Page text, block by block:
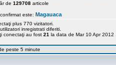
de 129708 articole
este: Magauaca
plus 770 vizitatori.
utilizatori inregistrati diferiti.
conectaţi au fost 21 la data de Mar 10 Apr 2012
peste 5 minute